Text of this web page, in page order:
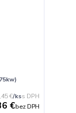
€/ks
€bez DPH